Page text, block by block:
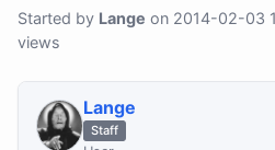
Started by Lange on 2014-02-03
views
Lange
Staff